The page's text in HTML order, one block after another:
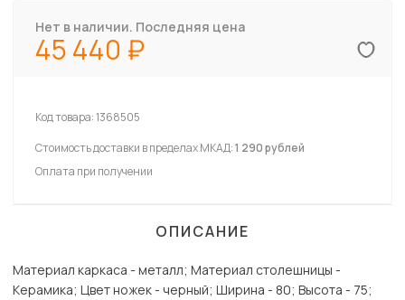
Нет в наличии. Последняя цена
45 440
Код товара:1368505
Стоимость доставки в пределах МКАД:1 290 рублей
Оплата при получении
ОПИСАНИЕ
Материал каркаса - металл; Материал столешницы -
Керамика; Цвет ножек - черный; Ширина - 80; Высота - 75;